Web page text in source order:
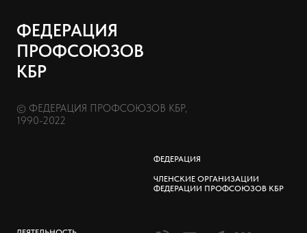
ФЕДЕРАЦИЯ
ПРОФСОЮЗОВ
КБР
© ФЕДЕРАЦИЯ ПРОФСОЮЗОВ КБР,
1990-2022
ФЕДЕРАЦИЯ
ЧЛЕНСКИЕ ОРГАНИЗАЦИИ
ФЕДЕРАЦИИ ПРОФСОЮЗОВ КБР